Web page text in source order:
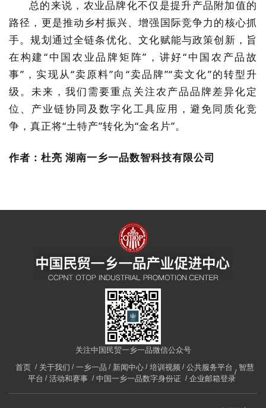
总的来说，农业品牌化不仅是提升产品附加值的
路径，更是推动乡村振兴、增强国际竞争力的核心抓
手。规划通过全链条优化、文化赋能与政策创新，旨
在构建“中国农业品牌矩阵”，讲好“中国农产品故
事”，实现从“卖原料”向“卖品牌”“卖文化”的转型升
级。未来，我们需要重点关注农产品品牌差异化定
位、产业链协同及数字化工具应用，避免同质化竞
争，真正将“土特产”转化为“金名片”。
作者：杜亮 湖南一乡一品数智科技有限公司
关注中国民贸一乡一品微信公众号
首页
关于我们 一乡一品 新闻中心 培训视频 公共服务平台
智慧
平台
活动和赛事 中国一乡一品数字身份证 企业邮箱登录